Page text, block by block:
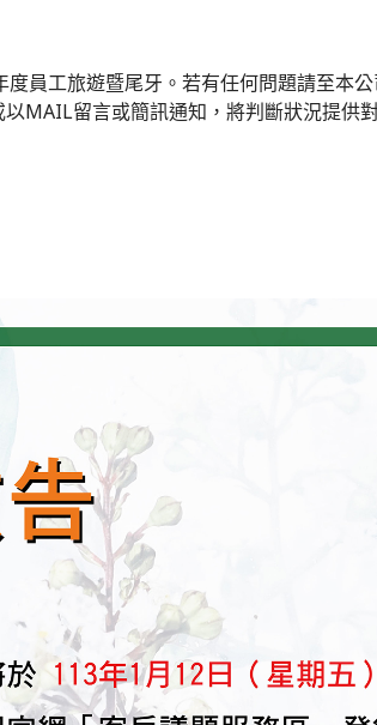
員工旅遊暨尾牙。若有任何問題請至本
MAIL留言或簡訊通知，將判斷狀況提供